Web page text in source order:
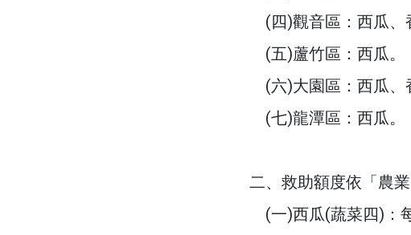
(四)觀音區：西瓜、
(五)蘆竹區：西瓜。
(六)大園區：西瓜、
(七)龍潭區：西瓜。
二、救助額度依「農
(一)西瓜(蔬菜四)：